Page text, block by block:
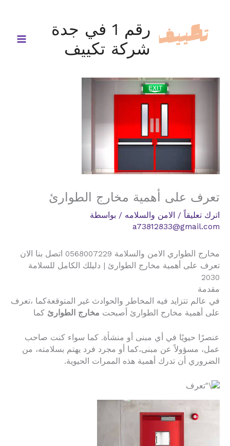
المحتوى
رقم 1 في جدة
شركة تكييف
تعرف على أهمية مخارج الطوارئ
اترك تعليقاً / الامن والسلامه / بواسطة
a73812833@gmail.com
مخارج الطواري الامن والسلامة 0568007229 اتصل بنا الان
تعرف على أهمية مخارج الطوارئ | دليلك الكامل للسلامة
2030
مقدمة
في عالم تتزايد فيه المخاطر والحوادث غير المتوقعةكما ،تعرف
على أهمية مخارج الطوارئ أصبحت مخارج الطوارئ كما
عنصرًا حيويًا في أي مبنى أو منشأة. كما سواء كنت صاحب
عمل، مسؤولاً عن مبنى،كما أو مجرد فرد يهتم بسلامته، من
الضروري أن تدرك أهمية هذه الممرات الحيوية.